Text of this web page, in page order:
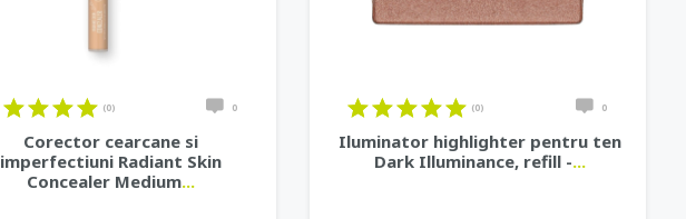
(0) 0
Corector cearcane si
imperfectiuni Radiant Skin
Concealer Medium...
(0) 0
Iluminator highlighter pentru ten
Dark Illuminance, refill -...